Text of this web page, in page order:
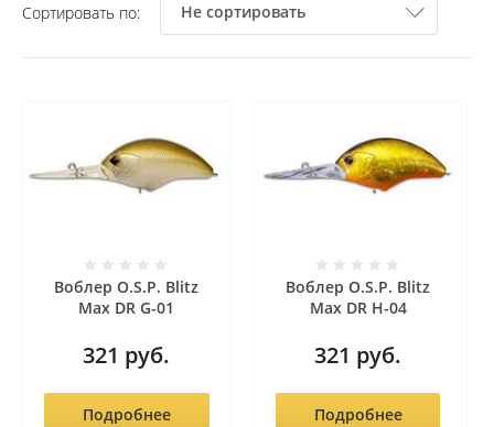
Сортировать по: Не сортировать
Воблер O.S.P. Blitz
Max DR G-01
321 руб.
Подробнее
Воблер O.S.P. Blitz
Max DR H-04
321 руб.
Подробнее